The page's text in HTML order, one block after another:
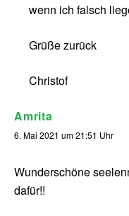
wenn ich falsch
Grüße zurück
Christof
Amrita
6. Mai 2021 um 21:51 Uhr
Wunderschöne
dafür!!